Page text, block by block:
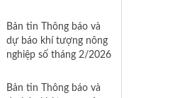
Bản tin Thông báo và
dự báo khí tượng nông
nghiệp số tháng 2/2026
Bản tin Thông báo và